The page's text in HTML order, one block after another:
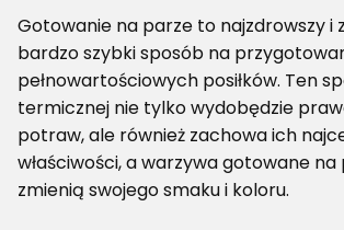
Gotowanie na parze to najzdrowszy i
bardzo szybki sposób na
pełnowartościowych posiłków. Ten
termicznej nie tylko wydobędzie
potraw, ale również zachowa ich
właściwości, a warzywa gotowane na
zmienią swojego smaku i koloru.